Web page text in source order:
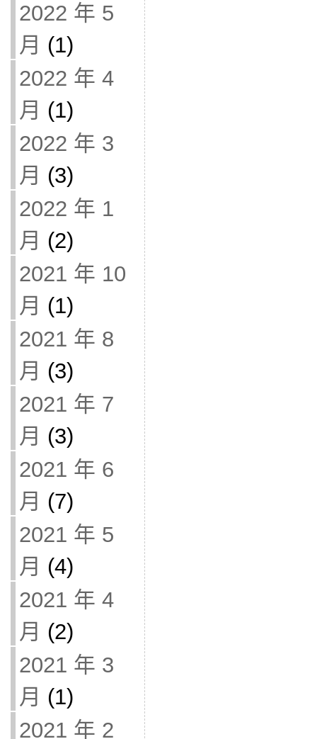
2022 年 5
月 (1)
2022 年 4
月 (1)
2022 年 3
月 (3)
2022 年 1
月 (2)
2021 年 10
月 (1)
2021 年 8
月 (3)
2021 年 7
月 (3)
2021 年 6
月 (7)
2021 年 5
月 (4)
2021 年 4
月 (2)
2021 年 3
月 (1)
2021 年 2